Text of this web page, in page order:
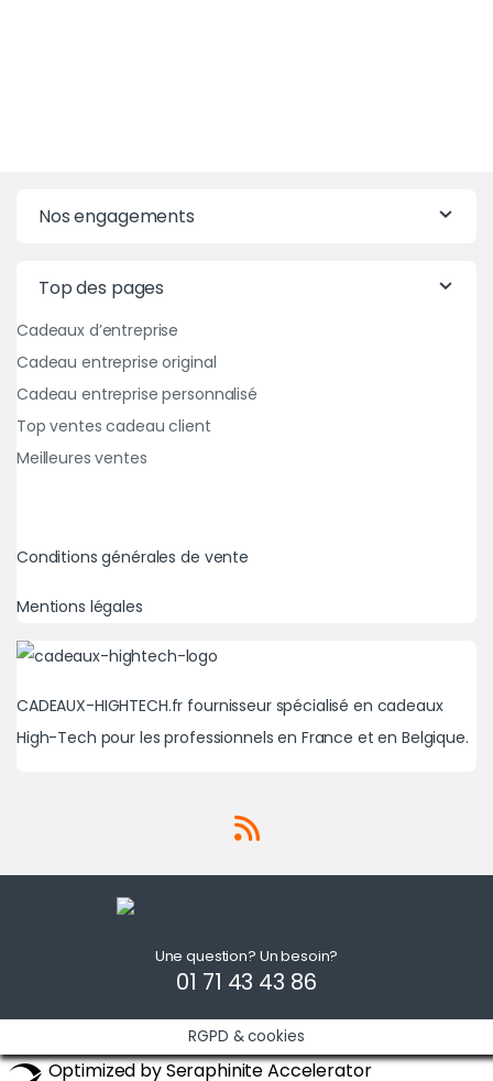
Nos engagements
Top des pages
Cadeaux d’entreprise
Cadeau entreprise original
Cadeau entreprise personnalisé
Top ventes cadeau client
Meilleures ventes
Conditions générales de vente
Mentions légales
CADEAUX-HIGHTECH.fr fournisseur spécialisé en cadeaux
High-Tech pour les professionnels en France et en Belgique.
Une question? Un besoin?
01 71 43 43 86
RGPD & cookies
Optimized by Seraphinite Accelerator